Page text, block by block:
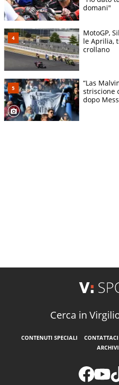
domani"
MotoGP,
le Aprilia,
crollano
“Las
striscione
dopo
Cerca in
CONTENUTI SPECIALI CONTATTACI